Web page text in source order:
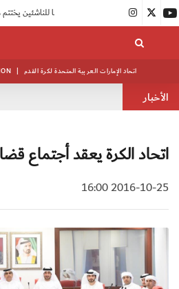
| اتحاد الإمارات العربية المتحدة لكرة القدم
الأخبار
اتحاد الكرة يعقد أجتماع
2016-10-25 16:00